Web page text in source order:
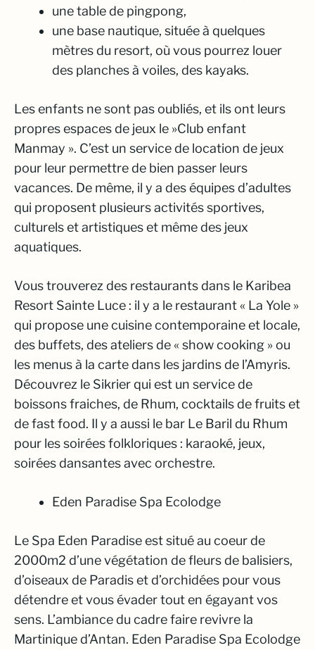
une table de pingpong,
une base nautique, située à quelques
mètres du resort, où vous pourrez louer
des planches à voiles, des kayaks.
Les enfants ne sont pas oubliés, et ils ont leurs
propres espaces de jeux le »Club enfant
Manmay ». C’est un service de location de jeux
pour leur permettre de bien passer leurs
vacances. De même, il y a des équipes d’adultes
qui proposent plusieurs activités sportives,
culturels et artistiques et même des jeux
aquatiques.
Vous trouverez des restaurants dans le Karibea
Resort Sainte Luce : il y a le restaurant « La Yole »
qui propose une cuisine contemporaine et locale,
des buffets, des ateliers de « show cooking » ou
les menus à la carte dans les jardins de l’Amyris.
Découvrez le Sikrier qui est un service de
boissons fraiches, de Rhum, cocktails de fruits et
de fast food. Il y a aussi le bar Le Baril du Rhum
pour les soirées folkloriques : karaoké, jeux,
soirées dansantes avec orchestre.
Eden Paradise Spa Ecolodge
Le Spa Eden Paradise est situé au coeur de
2000m2 d’une végétation de fleurs de balisiers,
d’oiseaux de Paradis et d’orchidées pour vous
détendre et vous évader tout en égayant vos
sens. L’ambiance du cadre faire revivre la
Martinique d’Antan. Eden Paradise Spa Ecolodge